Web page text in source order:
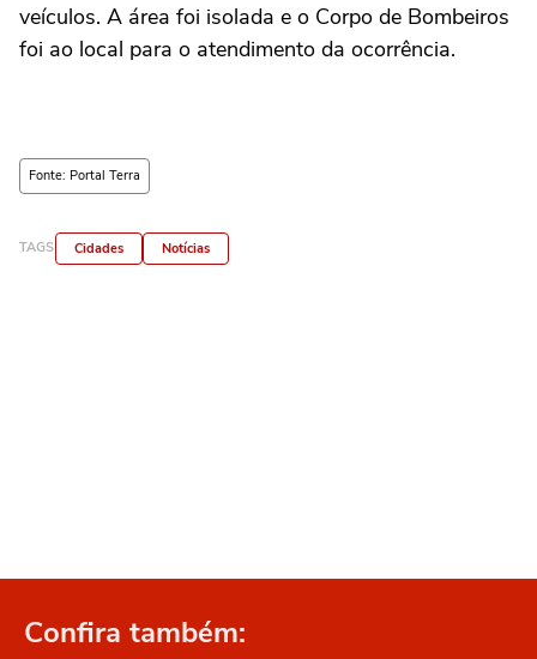
veículos. A área foi isolada e o Corpo de Bombeiros
foi ao local para o atendimento da ocorrência.
Fonte: Portal Terra
TAGS Cidades Notícias
Confira também: